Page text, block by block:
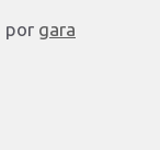
por gara